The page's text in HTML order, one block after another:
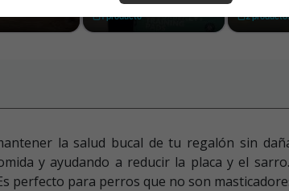
la salud bucal de tu regalón sin
y ayudando a reducir la placa y el
perfecto para perros que no son